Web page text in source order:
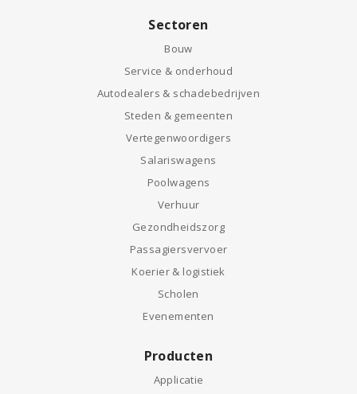
Sectoren
Bouw
Service & onderhoud
Autodealers & schadebedrijven
Steden & gemeenten
Vertegenwoordigers
Salariswagens
Poolwagens
Verhuur
Gezondheidszorg
Passagiersvervoer
Koerier & logistiek
Scholen
Evenementen
Producten
Applicatie